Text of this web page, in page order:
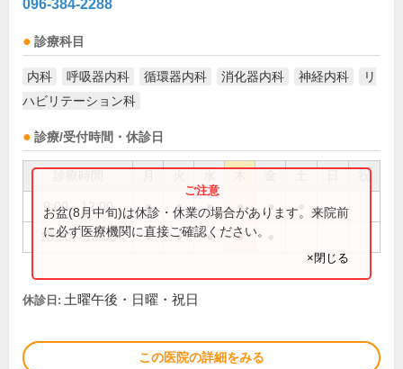
096-384-2288
診療科目
内科 呼吸器内科 循環器内科 消化器内科 神経内科
リ
ハビリテーション科
診療/受付時間・休診日
祝
9:00～12:00 ● ● ● ● ●
13:30～18:00 ● ● ● ●
お盆(8月中旬)は休診・休業の場合があります。来院前
に必ず医療機関に直接ご確認ください。
×閉じる
休診日: 土曜午後・日曜・祝日
この医院の詳細をみる